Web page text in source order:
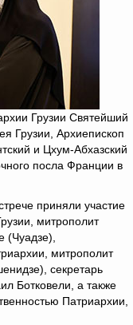
Грузии Святейший
Грузии, Архиепископ
и Цхум-Абхазский
посла Франции в
приняли участие
митрополит
(Чуадзе),
митрополит
секретарь
Ботковели, а также
Патриархии,